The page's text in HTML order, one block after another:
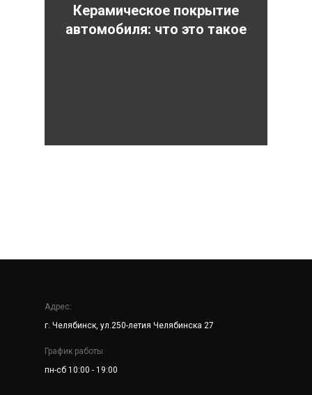
Керамическое покрытие
автомобиля: что это такое
Адрес:
г. Челябинск, ул.250-летия Челябинска 27
График работы:
пн-сб 10:00 - 19:00